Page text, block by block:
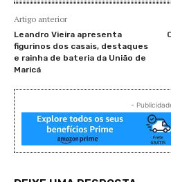
Artigo anterior
Leandro Vieira apresenta
figurinos dos casais, destaques
e rainha de bateria da União de
Maricá
-